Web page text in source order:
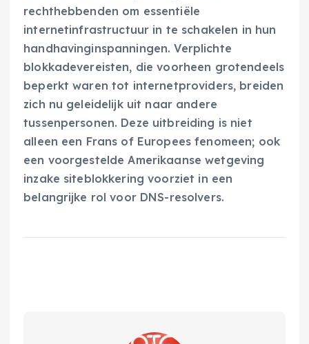
rechthebbenden om essentiële
internetinfrastructuur in te schakelen in hun
handhavinginspanningen. Verplichte
blokkadevereisten, die voorheen grotendeels
beperkt waren tot internetproviders, breiden
zich nu geleidelijk uit naar andere
tussenpersonen. Deze uitbreiding is niet
alleen een Frans of Europees fenomeen; ook
een voorgestelde Amerikaanse wetgeving
inzake siteblokkering voorziet in een
belangrijke rol voor DNS-resolvers.